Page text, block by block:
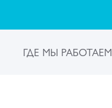
ГДЕ МЫ РАБОТАЕМ